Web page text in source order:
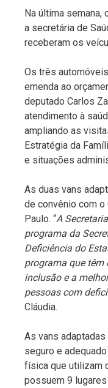
Na última semana,
a secretária de
receberam os
Os três
emenda ao
deputado Carlos
atendimento à
ampliando as
Estratégia da
e situações
As duas vans
de convênio com o
Paulo. “A
programa da
Deficiência do
programa que têm
inclusão e a
pessoas com
Cláudia.
As vans
seguro e
física que utilizam
possuem 9